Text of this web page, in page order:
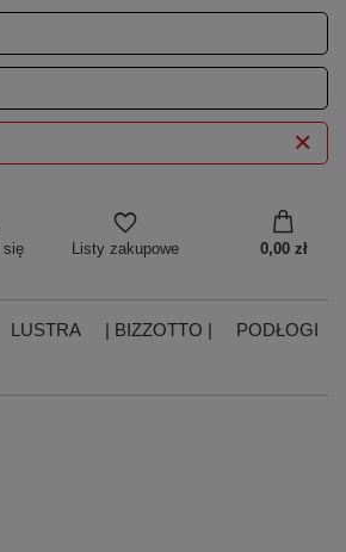
się Listy zakupowe 0,00 zł
LUSTRA | BIZZOTTO |
PODŁOGI